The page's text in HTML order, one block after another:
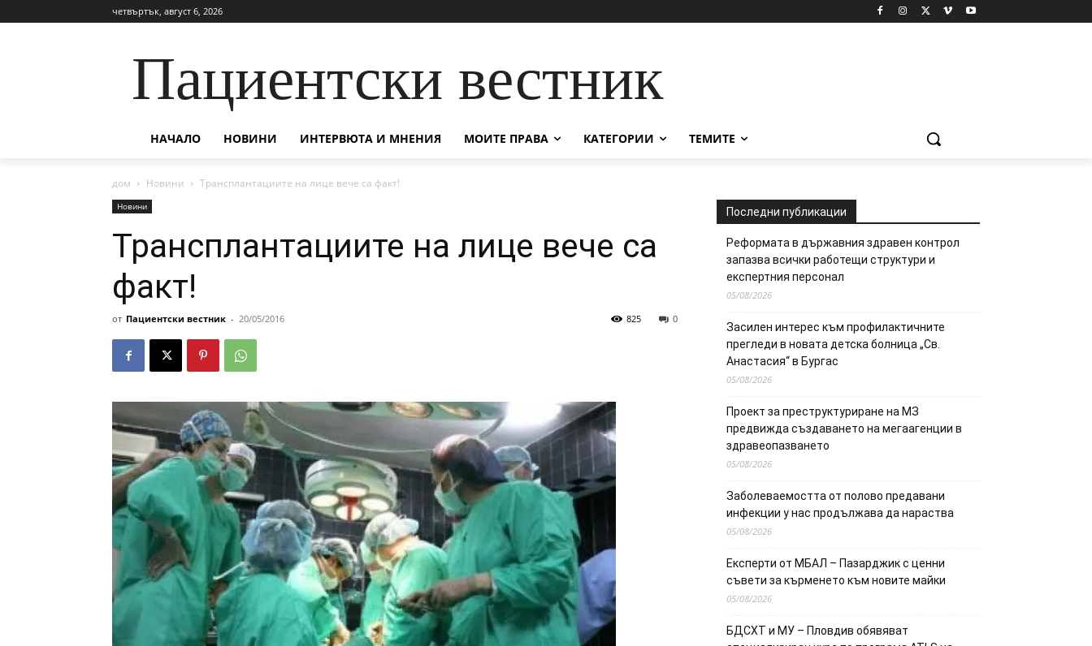
четвъртък, август 6, 2026
Пациентски вестник
НАЧАЛО НОВИНИ ИНТЕРВЮТА И МНЕНИЯ МОИТЕ ПРАВА КАТЕГОРИИ ТЕМИТЕ
дом Новини Трансплантациите на лице вече са факт!
Новини
Трансплантациите на лице вече са
факт!
от Пациентски вестник - 20/05/2016 0
825
Последни публикации
Реформата в държавния здравен контрол
запазва всички работещи структури и
експертния персонал
05/08/2026
Засилен интерес към профилактичните
прегледи в новата детска болница „Св.
Анастасия“ в Бургас
05/08/2026
Проект за преструктуриране на МЗ
предвижда създаването на мегаагенции в
здравеопазването
05/08/2026
Заболеваемостта от полово предавани
инфекции у нас продължава да нараства
05/08/2026
Експерти от МБАЛ – Пазарджик с ценни
съвети за кърменето към новите майки
05/08/2026
БДСХТ и МУ – Пловдив обявяват